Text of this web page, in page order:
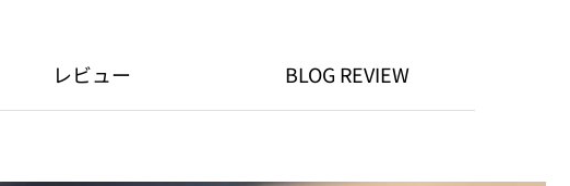
レビュー BLOG REVIEW